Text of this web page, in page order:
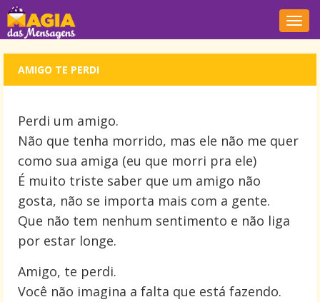
AMIGO TE PERDI
Perdi um amigo.
Não que tenha morrido, mas ele não me quer
como sua amiga (eu que morri pra ele)
É muito triste saber que um amigo não
gosta, não se importa mais com a gente.
Que não tem nenhum sentimento e não liga
por estar longe.
Amigo, te perdi.
Você não imagina a falta que está fazendo.